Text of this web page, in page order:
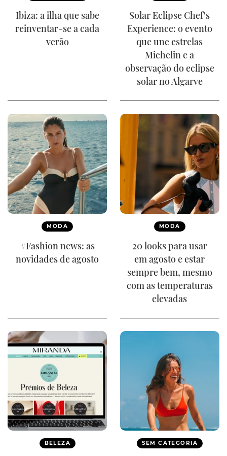
Ibiza: a ilha que sabe
reinventar-se a cada
verão
Solar Eclipse Chef's
Experience: o evento
que une estrelas
Michelin e a
observação do eclipse
solar no Algarve
MODA
#Fashion news: as
novidades de agosto
MODA
20 looks para usar
em agosto e estar
sempre bem, mesmo
com as temperaturas
elevadas
BELEZA SEM CATEGORIA